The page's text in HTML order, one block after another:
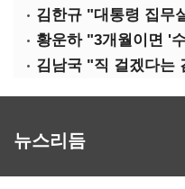
황운하 "3개월이면 '
김남국 "직 걸겠다는
뉴스리듬